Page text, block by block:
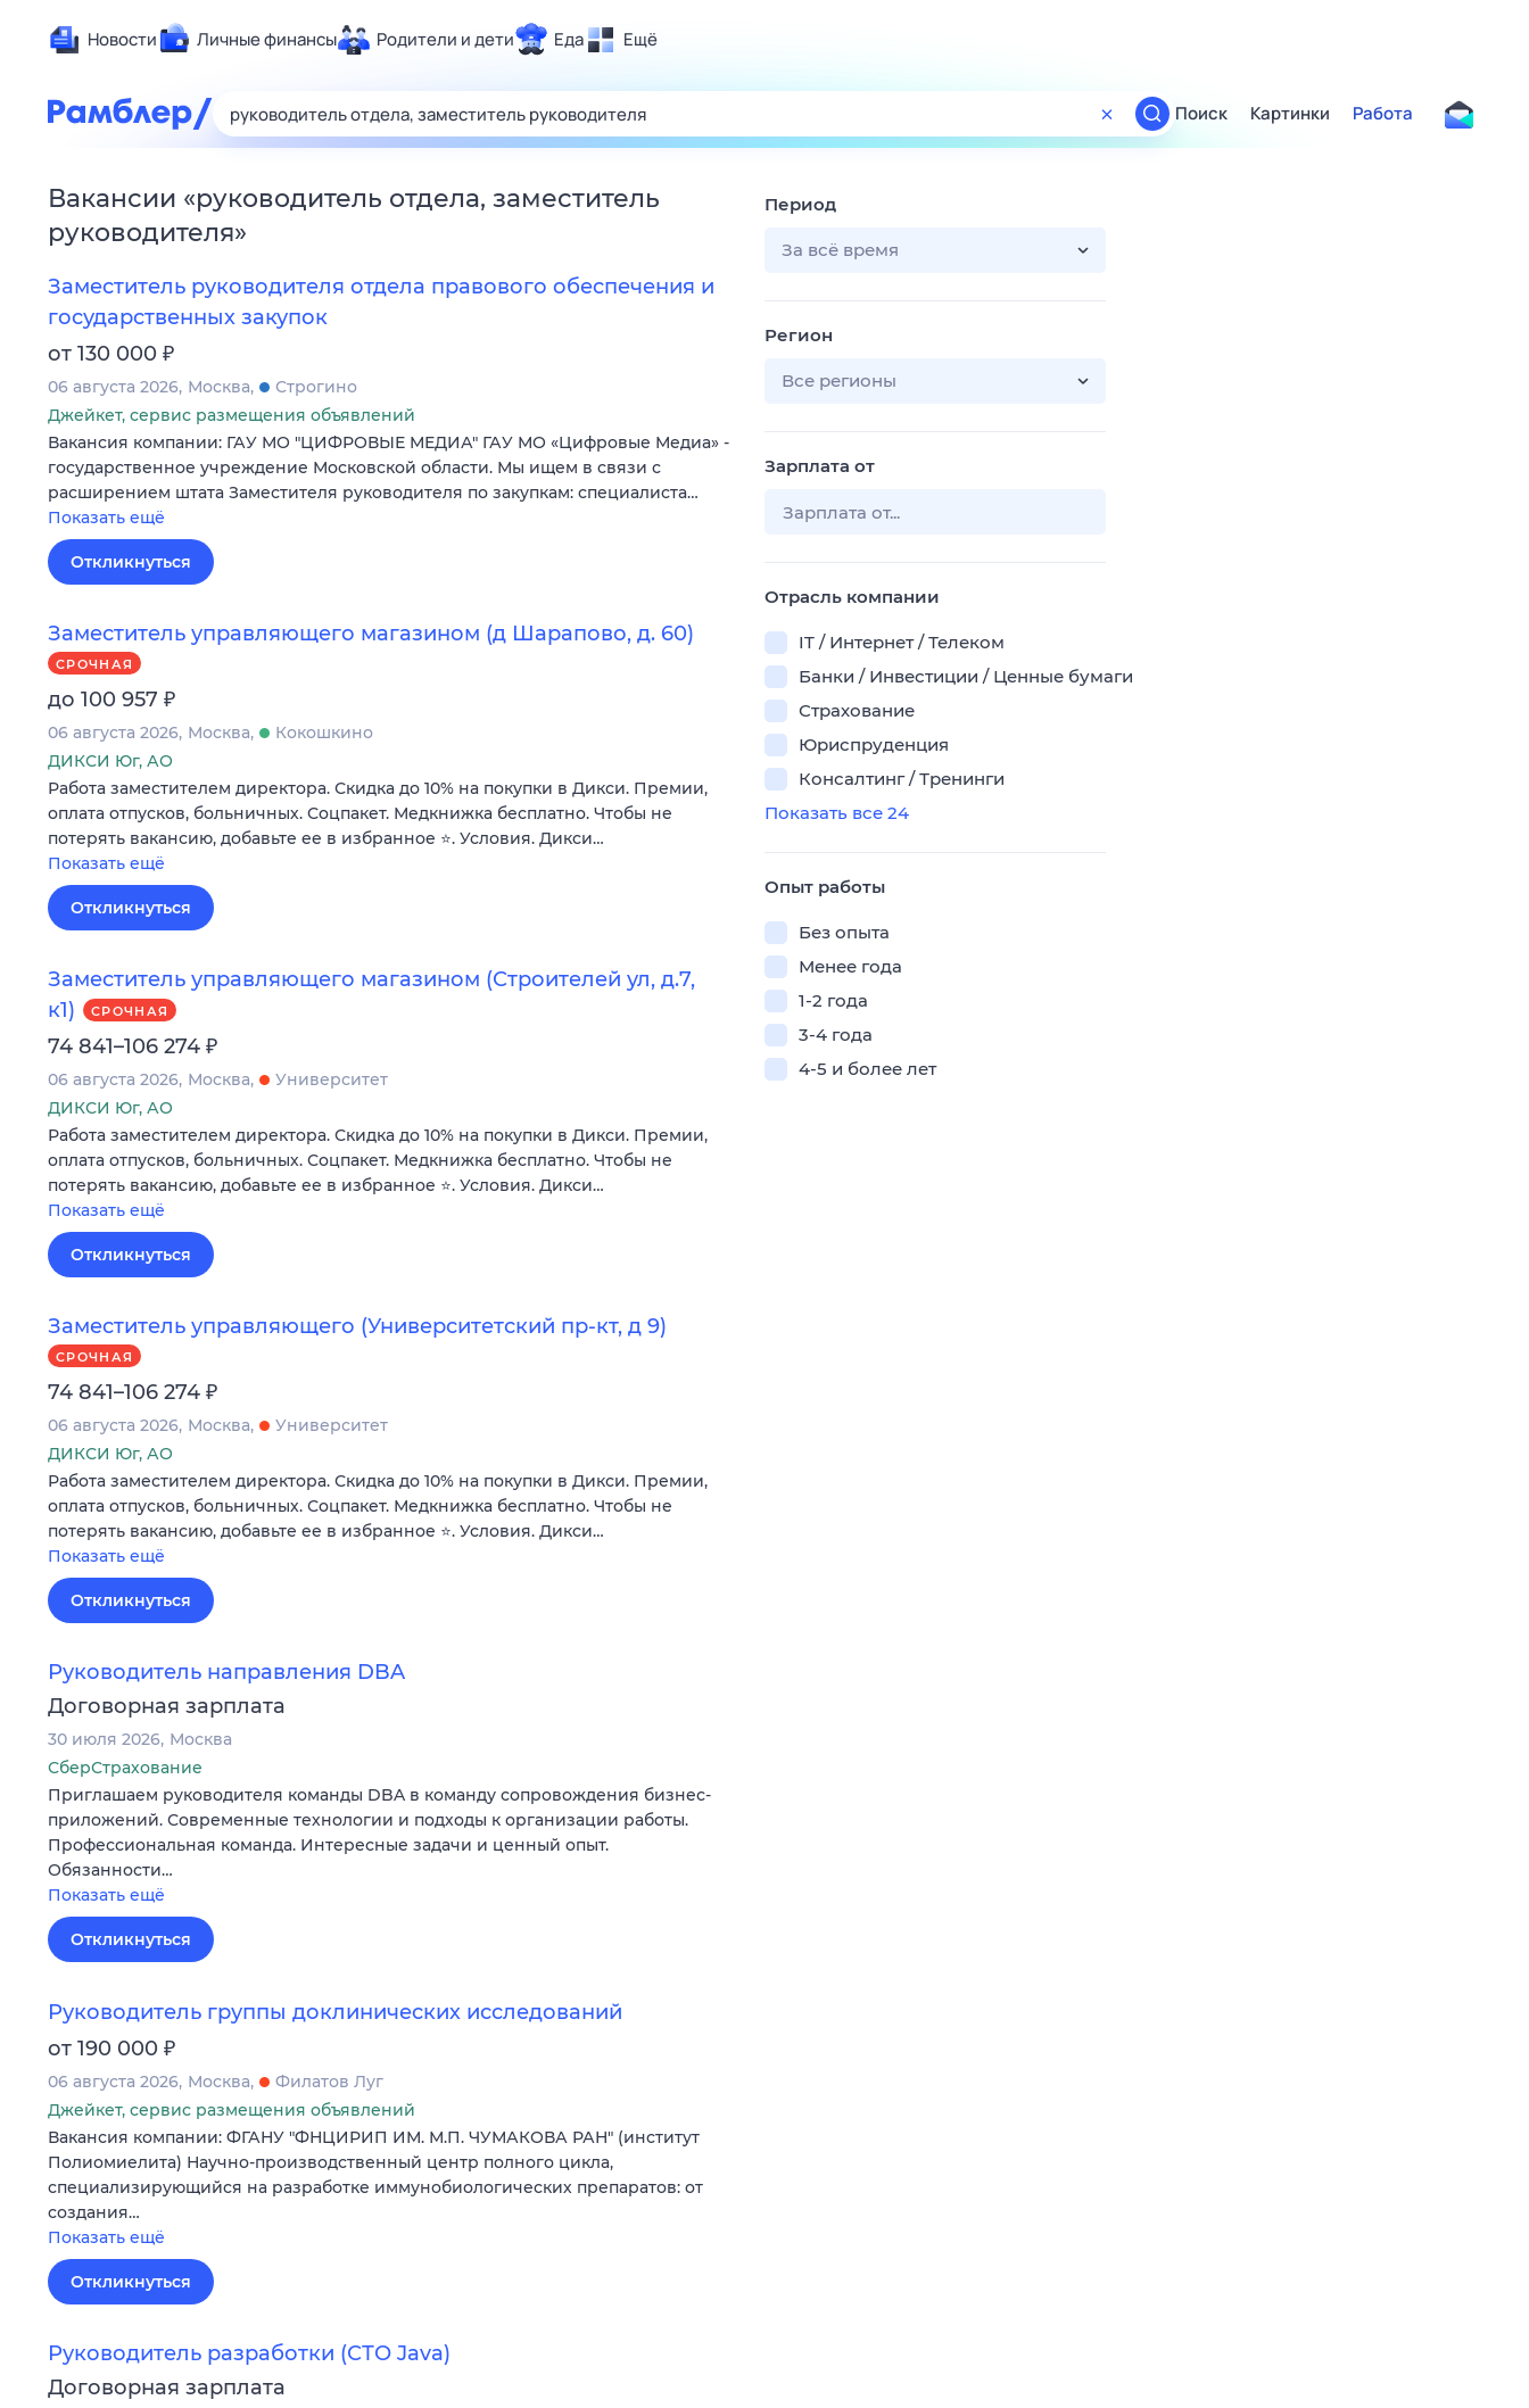
Новости Личные финансы Родители и дети Еда Ещё
Здоровье
Развлечения и отдых
Спорт
Авто
Поиск
ТВ-программа
Поиск Картинки Работа
Вакансии «руководитель отдела, заместитель
руководителя»
Заместитель руководителя отдела правового обеспечения и
государственных закупок
от 130 000 ₽
06 августа 2026 Москва
Строгино
Джейкет, сервис размещения объявлений
Вакансия компании: ГАУ МО "ЦИФРОВЫЕ МЕДИА" ГАУ МО «Цифровые Медиа» -
государственное учреждение Московской области. Мы ищем в связи с
расширением штата Заместителя руководителя по закупкам: специалиста…
Показать ещё
Откликнуться
Заместитель управляющего магазином (д Шарапово, д. 60)
СРОЧНАЯ
до 100 957 ₽
06 августа 2026 Москва
Кокошкино
ДИКСИ Юг, АО
Работа заместителем директора. Скидка до 10% на покупки в Дикси. Премии,
оплата отпусков, больничных. Соцпакет. Медкнижка бесплатно. Чтобы не
потерять вакансию, добавьте ее в избранное ⭐. Условия. Дикси…
Показать ещё
Откликнуться
Заместитель управляющего магазином (Строителей ул, д.7,
к1)
СРОЧНАЯ
74 841–106 274 ₽
06 августа 2026 Москва
Университет
ДИКСИ Юг, АО
Работа заместителем директора. Скидка до 10% на покупки в Дикси. Премии,
оплата отпусков, больничных. Соцпакет. Медкнижка бесплатно. Чтобы не
потерять вакансию, добавьте ее в избранное ⭐. Условия. Дикси…
Показать ещё
Откликнуться
Заместитель управляющего (Университетский пр-кт, д 9)
СРОЧНАЯ
74 841–106 274 ₽
06 августа 2026 Москва
Университет
ДИКСИ Юг, АО
Работа заместителем директора. Скидка до 10% на покупки в Дикси. Премии,
оплата отпусков, больничных. Соцпакет. Медкнижка бесплатно. Чтобы не
потерять вакансию, добавьте ее в избранное ⭐. Условия. Дикси…
Показать ещё
Откликнуться
Руководитель направления DBA
Договорная зарплата
30 июля 2026 Москва
СберСтрахование
Приглашаем руководителя команды DBA в команду сопровождения бизнес-
приложений. Современные технологии и подходы к организации работы.
Профессиональная команда. Интересные задачи и ценный опыт.
Обязанности…
Показать ещё
Откликнуться
Руководитель группы доклинических исследований
от 190 000 ₽
06 августа 2026 Москва
Филатов Луг
Джейкет, сервис размещения объявлений
Вакансия компании: ФГАНУ "ФНЦИРИП ИМ. М.П. ЧУМАКОВА РАН" (институт
Полиомиелита) Научно-производственный центр полного цикла,
специализирующийся на разработке иммунобиологических препаратов: от
создания…
Показать ещё
Откликнуться
Руководитель разработки (СТО Java)
Договорная зарплата
Период
За всё время
Регион
Все регионы
Зарплата от
Отрасль компании
IT / Интернет / Телеком
Банки / Инвестиции / Ценные бумаги
Страхование
Юриспруденция
Консалтинг / Тренинги
Показать все 24
Опыт работы
Без опыта
Менее года
1-2 года
3-4 года
4-5 и более лет